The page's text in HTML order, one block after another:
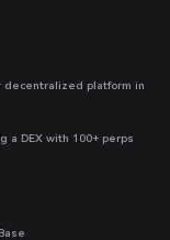
decentralized platform in
a DEX with 100+ perps